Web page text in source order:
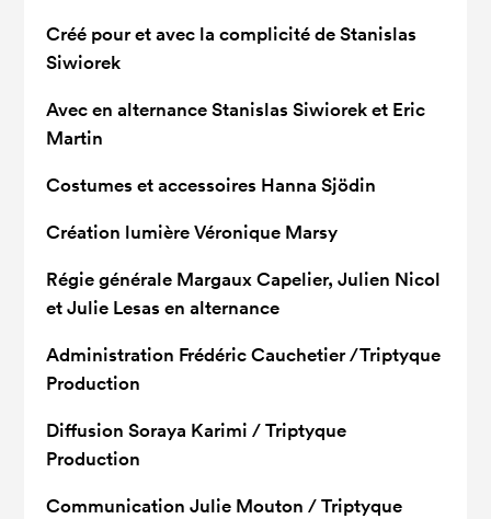
Créé pour et avec la complicité deStanislas
Siwiorek
Avec en alternanceStanislas Siwiorek et Eric
Martin
Costumes et accessoires Hanna Sjödin
Création lumièreVéronique Marsy
Régie générale Margaux Capelier, Julien Nicol
et Julie Lesas en alternance
Administration Frédéric Cauchetier /Triptyque
Production
DiffusionSoraya Karimi / Triptyque
Production
CommunicationJulie Mouton / Triptyque